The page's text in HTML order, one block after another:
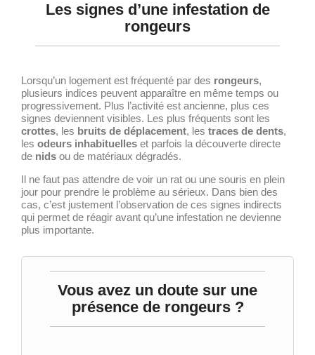
Les signes d’une infestation de
rongeurs
Lorsqu’un logement est fréquenté par des rongeurs,
plusieurs indices peuvent apparaître en même temps ou
progressivement. Plus l’activité est ancienne, plus ces
signes deviennent visibles. Les plus fréquents sont les
crottes, les bruits de déplacement, les traces de dents,
les odeurs inhabituelles et parfois la découverte directe
de nids ou de matériaux dégradés.
Il ne faut pas attendre de voir un rat ou une souris en plein
jour pour prendre le problème au sérieux. Dans bien des
cas, c’est justement l’observation de ces signes indirects
qui permet de réagir avant qu’une infestation ne devienne
plus importante.
Vous avez un doute sur une
présence de rongeurs ?